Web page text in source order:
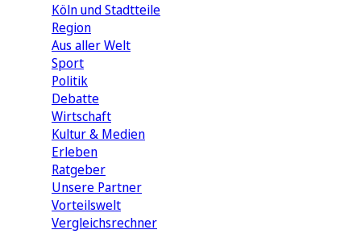
Köln und Stadtteile
Region
Aus aller Welt
Sport
Politik
Debatte
Wirtschaft
Kultur & Medien
Erleben
Ratgeber
Unsere Partner
Vorteilswelt
Vergleichsrechner